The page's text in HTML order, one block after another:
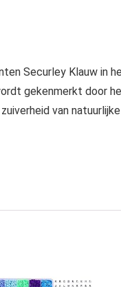
Securley Klauw in
gekenmerkt door
van